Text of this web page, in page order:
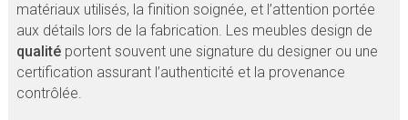
matériaux utilisés, la finition soignée, et l’attention portée
aux détails lors de la fabrication. Les meubles design de
qualitéportent souvent une signature du designer ou une
certification assurant l’authenticité et la provenance
contrôlée.